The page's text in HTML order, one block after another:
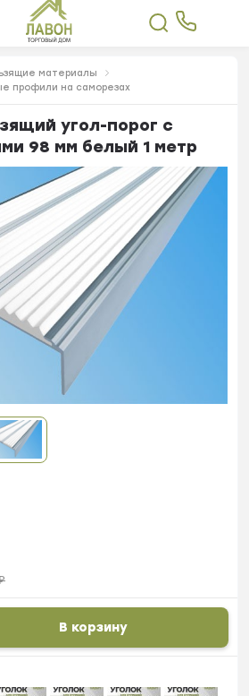
материалы
профили на саморезах
угол-порог с
98 мм белый 1 метр
В корзину